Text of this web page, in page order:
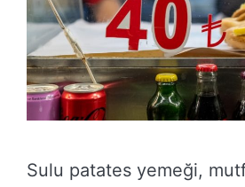
Sulu patates yemeği,